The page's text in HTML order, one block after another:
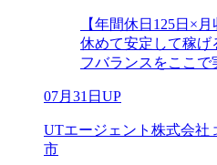
【年間休日125日×
休めて安定して稼げ
フバランスをここで
07月31日UP
UTエージェント株式会社
市